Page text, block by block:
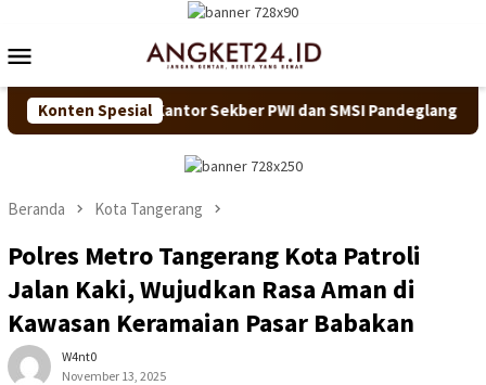
konten
Mobile
Konten Spesial
Kantor Sekber PWI dan SMSI Pandeglang Resmi
Beranda Kota Tangerang
Polres Metro Tangerang Kota Patroli
Jalan Kaki, Wujudkan Rasa Aman di
Kawasan Keramaian Pasar Babakan
W4nt0
November 13, 2025